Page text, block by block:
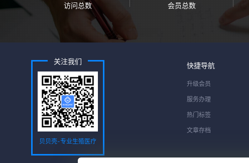
访问总数 会员总数
关注我们
贝贝壳-专业生殖医疗
服务
快捷导航
升级会员
服务办理
热门标签
文章存档